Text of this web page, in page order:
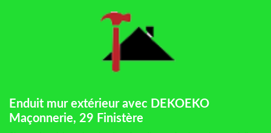
Enduit mur extérieur avec DEKOEKO
Maçonnerie, 29 Finistère